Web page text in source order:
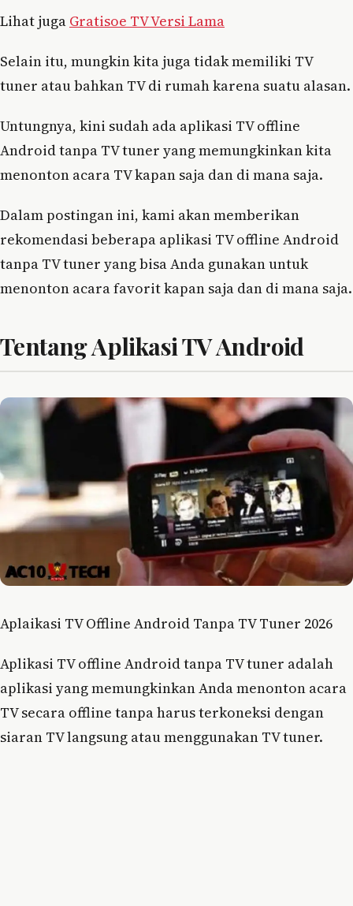
Lihat juga Gratisoe TV Versi Lama
Selain itu, mungkin kita juga tidak memiliki TV
tuner atau bahkan TV di rumah karena suatu alasan.
Untungnya, kini sudah ada aplikasi TV offline
Android tanpa TV tuner yang memungkinkan kita
menonton acara TV kapan saja dan di mana saja.
Dalam postingan ini, kami akan memberikan
rekomendasi beberapa aplikasi TV offline Android
tanpa TV tuner yang bisa Anda gunakan untuk
menonton acara favorit kapan saja dan di mana saja.
Tentang Aplikasi TV Android
Aplaikasi TV Offline Android Tanpa TV Tuner 2026
Aplikasi TV offline Android tanpa TV tuner adalah
aplikasi yang memungkinkan Anda menonton acara
TV secara offline tanpa harus terkoneksi dengan
siaran TV langsung atau menggunakan TV tuner.